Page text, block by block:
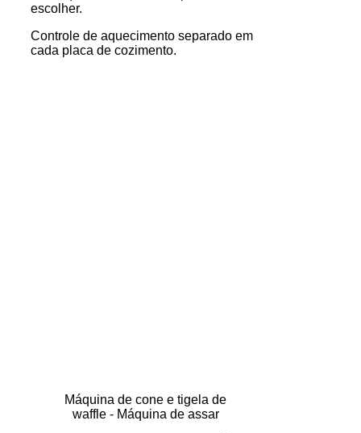
escolher.
Controle de aquecimento separado em
cada placa de cozimento.
Máquina de cone e tigela de
waffle - Máquina de assar